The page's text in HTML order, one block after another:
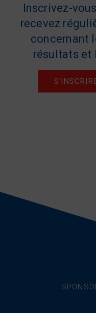
Inscrivez-
recevez
concernant
résultats et